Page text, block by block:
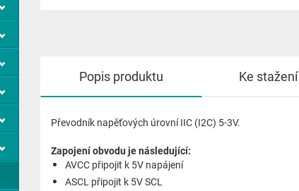
Popis produktu Ke stažení
Převodník napěťových úrovní IIC (I2C) 5-3V.
Zapojení obvodu je následující:
AVCC připojit k 5V napájení
ASCL připojit k 5V SCL